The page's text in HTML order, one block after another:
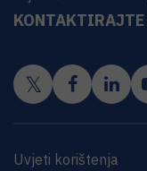
KONTAKTIRAJTE
Uvjeti korištenja